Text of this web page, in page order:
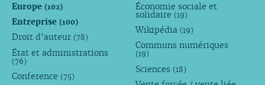
Europe (102)
Entreprise (100)
Droit d’auteur (78)
État et administrations
(76)
Conference (75)
Économie sociale et
solidaire (19)
Wikipédia (19)
Communs numériques
(19)
Sciences (18)